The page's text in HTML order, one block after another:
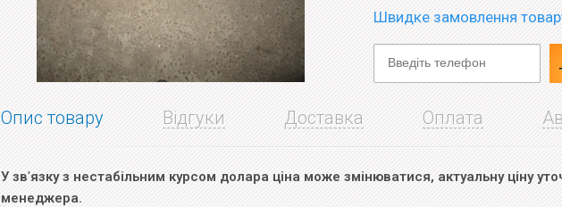
Швидке замовлення
Опис товару Відгуки Доставка Оплата
У зв'язку з нестабільним курсом долара ціна може змінюватися, актуальну ціну
менеджера.